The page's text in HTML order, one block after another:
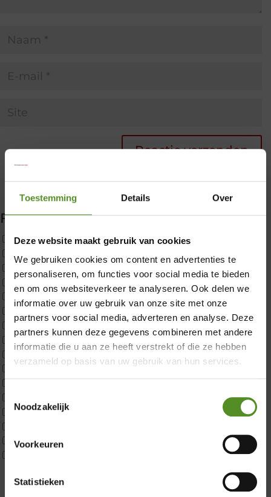
Toestemming Details Over
Deze website maakt gebruik van cookies
We gebruiken cookies om content en advertenties te
personaliseren, om functies voor social media te bieden
en om ons websiteverkeer te analyseren. Ook delen we
informatie over uw gebruik van onze site met onze
partners voor social media, adverteren en analyse. Deze
partners kunnen deze gegevens combineren met andere
informatie die u aan ze heeft verstrekt of die ze hebben
verzameld op basis van uw gebruik van hun services.
Toestemmingsselectie
Noodzakelijk
Voorkeuren
Statistieken
Filter producten
Uncategorized
Custom
CustomBoxspring
ErkendMatras 2 Pers
ErkendMatras twijfelaar product
Matrassen
P650 1 pers
P650 Twijfelaar
1 persoon
Donderdag 12:00 – 17:00
Zaterdag 12:00 – 17:00
×